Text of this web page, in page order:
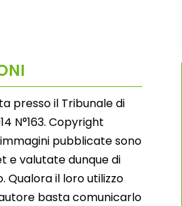
presso il Tribunale di
N°163. Copyright
pubblicate sono
e valutate dunque di
Qualora il loro utilizzo
basta comunicarlo